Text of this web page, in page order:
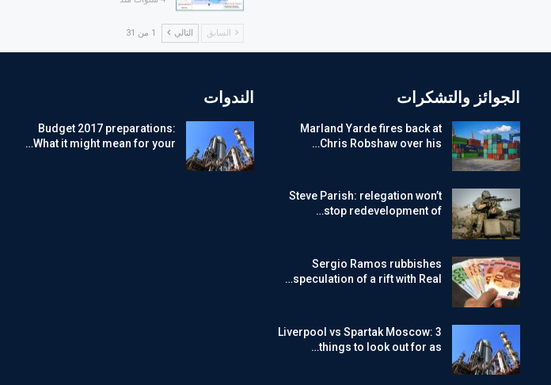
السابق التالي 1 من 31
الجوائز والتشكرات
Marland Yarde fires back at
Chris Robshaw over his…
Steve Parish: relegation won’t
stop redevelopment of…
Sergio Ramos rubbishes
speculation of a rift with Real…
Liverpool vs Spartak Moscow: 3
things to look out for as…
الندوات
Budget 2017 preparations:
What it might mean for your…